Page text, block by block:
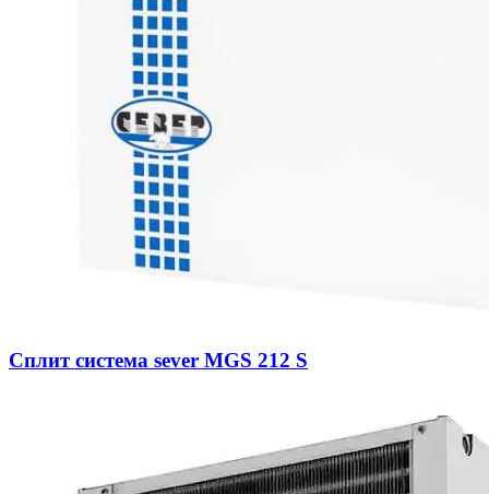
Сплит система sever MGS 212 S